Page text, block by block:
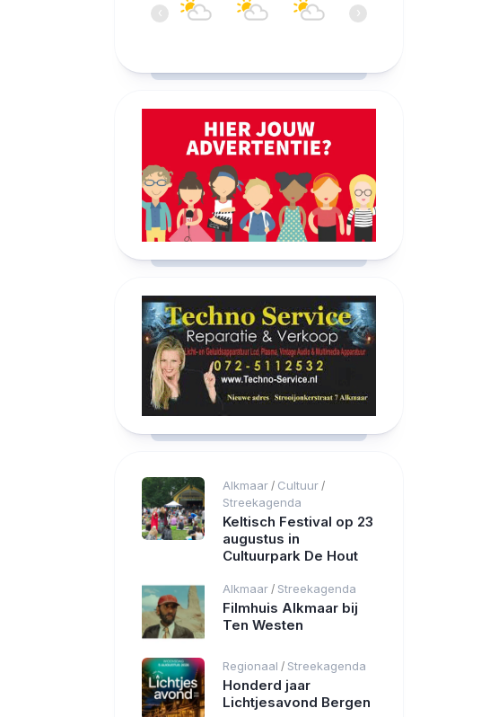
‹ ›
Alkmaar / Cultuur /
Streekagenda
Keltisch Festival op 23
augustus in
Cultuurpark De Hout
Alkmaar / Streekagenda
Filmhuis Alkmaar bij
Ten Westen
Regionaal / Streekagenda
Honderd jaar
Lichtjesavond Bergen